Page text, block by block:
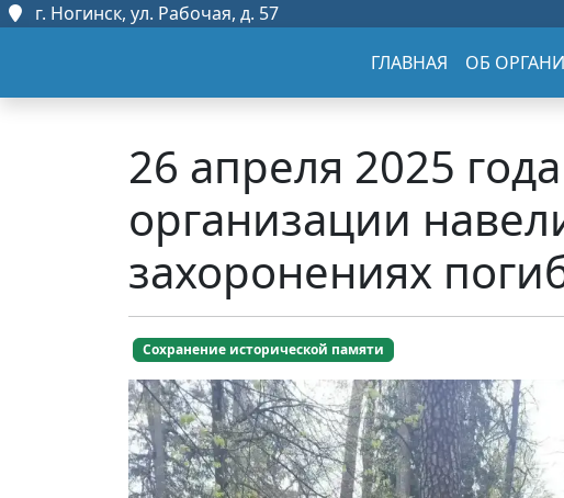
г. Ногинск, ул. Рабочая, д. 57
ГЛАВНАЯ ОБ
26 апреля 2025
организации
захоронениях
Сохранение исторической памяти